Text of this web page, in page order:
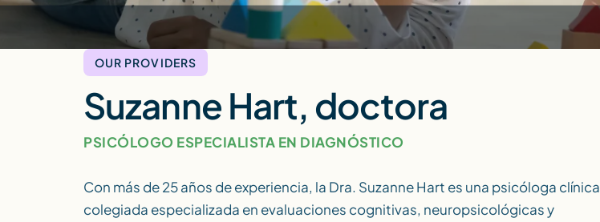
OUR PROVIDERS
Suzanne Hart, doctora
PSICÓLOGO ESPECIALISTA EN DIAGNÓSTICO
Con más de 25 años de experiencia, la Dra. Suzanne Hart es una psicóloga clínica
colegiada especializada en evaluaciones cognitivas, neuropsicológicas y